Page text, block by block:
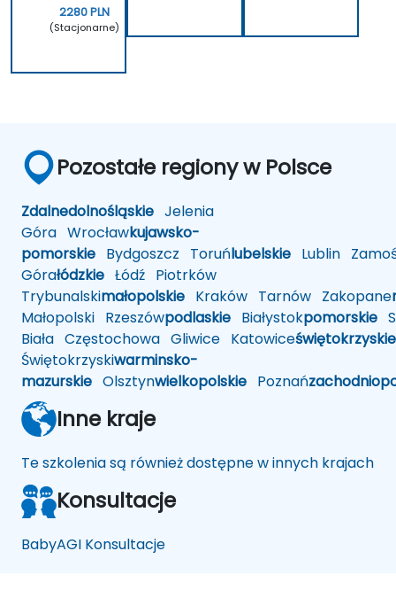
2280 PLN
(Stacjonarne)
Pozostałe regiony w Polsce
Zdalnedolnośląskie Jelenia
Góra Wrocławkujawsko-
pomorskie Bydgoszcz Toruńlubelskie Lublin
Górałódzkie Łódź Piotrków
Trybunalskimałopolskie Kraków Tarnów Zakopane
Małopolski Rzeszówpodlaskie Białystokpomorskie
Biała Częstochowa Gliwice Katowiceświętokrzyskie
Świętokrzyskiwarminsko-
mazurskie Olsztynwielkopolskie Poznań
Inne kraje
Te szkolenia są również dostępne w innych krajach
Konsultacje
BabyAGI Konsultacje